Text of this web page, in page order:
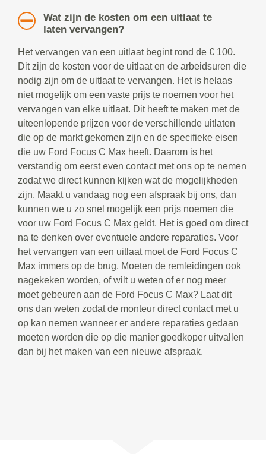
Wat zijn de kosten om een uitlaat te
laten vervangen?
Het vervangen van een uitlaat begint rond de € 100.
Dit zijn de kosten voor de uitlaat en de arbeidsuren die
nodig zijn om de uitlaat te vervangen. Het is helaas
niet mogelijk om een vaste prijs te noemen voor het
vervangen van elke uitlaat. Dit heeft te maken met de
uiteenlopende prijzen voor de verschillende uitlaten
die op de markt gekomen zijn en de specifieke eisen
die uw Ford Focus C Max heeft. Daarom is het
verstandig om eerst even contact met ons op te nemen
zodat we direct kunnen kijken wat de mogelijkheden
zijn. Maakt u vandaag nog een afspraak bij ons, dan
kunnen we u zo snel mogelijk een prijs noemen die
voor uw Ford Focus C Max geldt. Het is goed om direct
na te denken over eventuele andere reparaties. Voor
het vervangen van een uitlaat moet de Ford Focus C
Max immers op de brug. Moeten de remleidingen ook
nagekeken worden, of wilt u weten of er nog meer
moet gebeuren aan de Ford Focus C Max? Laat dit
ons dan weten zodat de monteur direct contact met u
op kan nemen wanneer er andere reparaties gedaan
moeten worden die op die manier goedkoper uitvallen
dan bij het maken van een nieuwe afspraak.